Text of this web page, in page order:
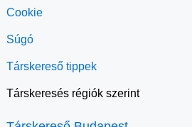
Cookie
Súgó
Társkereső tippek
Társkeresés régiók szerint